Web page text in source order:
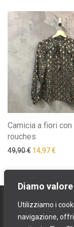
Diamo
Utilizziamo i
navigazione,
Camicia a fiori con
rouches
49,90€ Il prezzo
14,97€
spedizioni e resi